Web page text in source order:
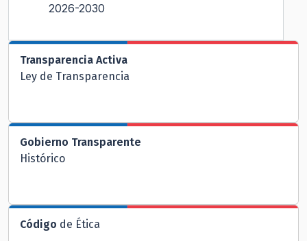
2026-2030
Transparencia Activa
Ley de Transparencia
Gobierno Transparente
Histórico
Código de Ética